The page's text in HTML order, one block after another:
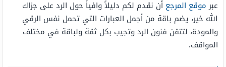
عبرموقع المرجع أن نقدم لكم دليلاً وافياً حول الرد على جزاك
الله خير، يضم باقة من أجمل العبارات التي تحمل نفس الرقي
والمودة، لتتقن فنون الرد وتجيب بكل ثقة ولباقة في مختلف
المواقف.